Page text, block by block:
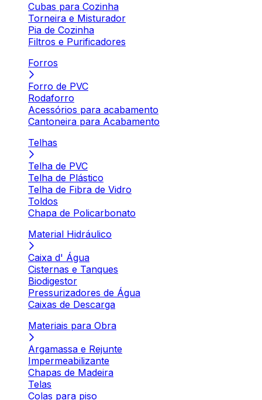
Cubas para Cozinha
Torneira e Misturador
Pia de Cozinha
Filtros e Purificadores
Forros
Forro de PVC
Rodaforro
Acessórios para acabamento
Cantoneira para Acabamento
Telhas
Telha de PVC
Telha de Plástico
Telha de Fibra de Vidro
Toldos
Chapa de Policarbonato
Material Hidráulico
Caixa d' Água
Cisternas e Tanques
Biodigestor
Pressurizadores de Água
Caixas de Descarga
Materiais para Obra
Argamassa e Rejunte
Impermeabilizante
Chapas de Madeira
Telas
Colas para piso